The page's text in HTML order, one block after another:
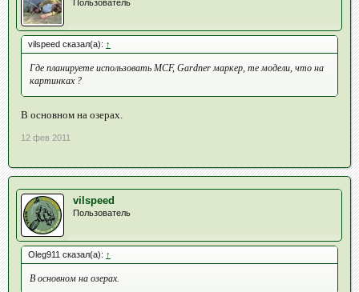
Пользователь
vilspeed сказал(а): ↑
Где планируете использовать MCF, Gardner маркер, те модели, что на
картинках ?
В основном на озерах.
12 фев 2011
vilspeed
Пользователь
Oleg911 сказал(а): ↑
В основном на озерах.